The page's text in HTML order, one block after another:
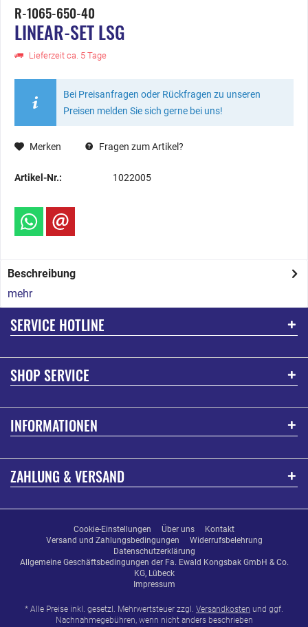
R-1065-650-40
LINEAR-SET LSG
Lieferzeit ca. 5 Tage
Bei Preisanfragen oder Rückfragen zu unseren
Preisen melden Sie sich gerne bei uns!
Merken Fragen zum Artikel?
Artikel-Nr.: 1022005
Beschreibung
mehr
SERVICE HOTLINE
SHOP SERVICE
INFORMATIONEN
ZAHLUNG & VERSAND
Cookie-Einstellungen Über uns
Kontakt
Versand und Zahlungsbedingungen
Widerrufsbelehrung
Datenschutzerklärung
Allgemeine Geschäftsbedingungen der Fa. Ewald Kongsbak GmbH & Co.
KG, Lübeck
Impressum
* Alle Preise inkl. gesetzl. Mehrwertsteuer zzgl. Versandkosten und ggf.
Nachnahmegebühren, wenn nicht anders beschrieben